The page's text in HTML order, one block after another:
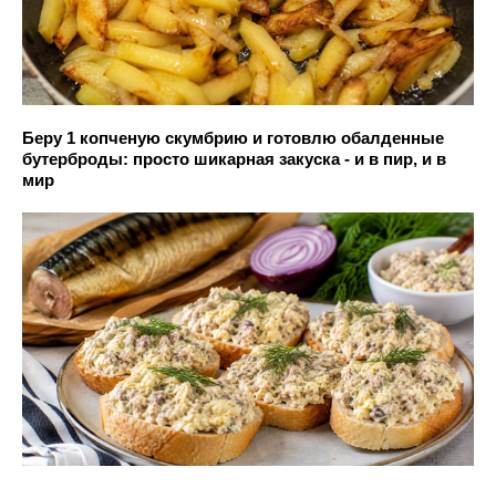
Беру 1 копченую скумбрию и готовлю обалденные
бутерброды: просто шикарная закуска - и в пир, и в
мир